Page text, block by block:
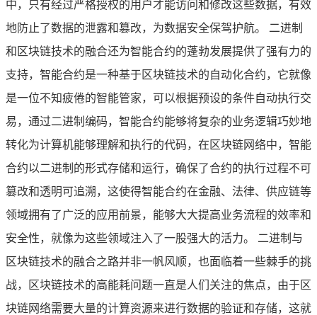
中，只有经过严格授权的用户才能访问和修改这些数据，有效
地防止了数据的泄露和篡改，为数据安全保驾护航。 二进制
和区块链技术的融合还为智能合约的蓬勃发展提供了强有力的
支持，智能合约是一种基于区块链技术的自动化合约，它就像
是一位不知疲倦的智能管家，可以根据预设的条件自动执行交
易，通过二进制编码，智能合约能够将复杂的业务逻辑巧妙地
转化为计算机能够理解和执行的代码，在区块链网络中，智能
合约以二进制的形式存储和运行，确保了合约的执行过程不可
篡改和透明可追溯，这使得智能合约在金融、法律、供应链等
领域拥有了广泛的应用前景，能够大大提高业务流程的效率和
安全性，就像为这些领域注入了一股强大的活力。 二进制与
区块链技术的融合之路并非一帆风顺，也面临着一些棘手的挑
战，区块链技术的高能耗问题一直是人们关注的焦点，由于区
块链网络需要大量的计算资源来进行数据的验证和存储，这就